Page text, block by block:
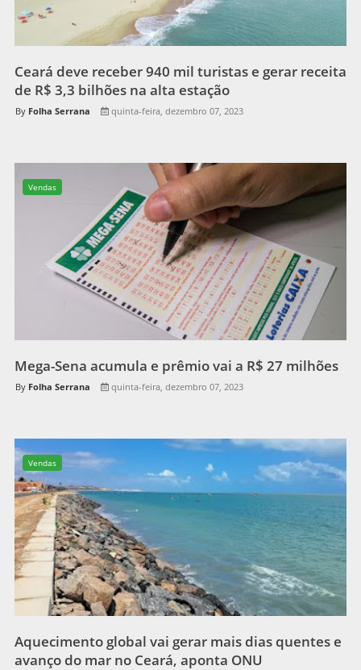
Ceará deve receber 940 mil turistas e gerar receita
de R$ 3,3 bilhões na alta estação
Folha Serrana quinta-feira, dezembro 07, 2023
Vendas
Mega-Sena acumula e prêmio vai a R$ 27 milhões
Folha Serrana quinta-feira, dezembro 07, 2023
Vendas
Aquecimento global vai gerar mais dias quentes e
avanço do mar no Ceará, aponta ONU